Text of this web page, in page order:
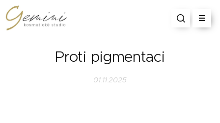
Proti pigmentaci
01.11.2025